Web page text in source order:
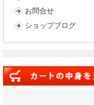
お問合せ
ショップブログ